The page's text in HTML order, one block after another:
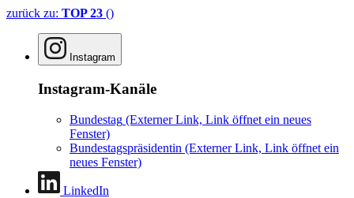
zurück zu: TOP 23 ()
Instagram
Instagram-Kanäle
Bundestag (Externer Link, Link öffnet ein neues
Fenster)
Bundestagspräsidentin (Externer Link, Link öffnet ein
neues Fenster)
LinkedIn